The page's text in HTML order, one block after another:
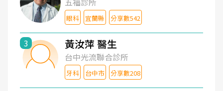
眼科 宜蘭縣 分享數542
3 黃汝萍 醫生
台中光流聯合診所
牙科 台中市 分享數208